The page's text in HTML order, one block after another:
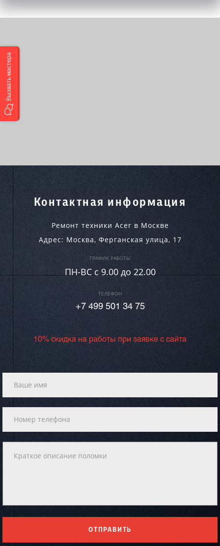
Контактная информация
Ремонт техники Acer в Москве
Адрес: Москва, Ферганская улица, 17
ГРАФИК РАБОТЫ
ПН-ВC c 9.00 до 22.00
ТЕЛЕФОН
+7 499 501 34 75
10% скидка на работы при заявке с сайта
ОТПРАВИТЬ
Вызвать мастера